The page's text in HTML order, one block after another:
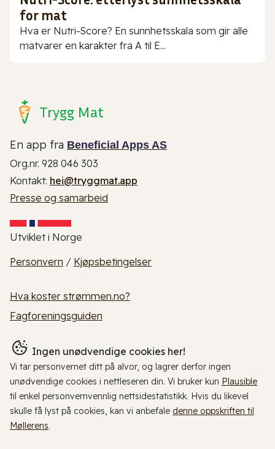
for mat
Hva er Nutri-Score? En sunnhetsskala som gir alle
matvarer en karakter fra A til E...
Trygg Mat
En app fra Beneficial Apps AS
Org.nr. 928 046 303
Kontakt: hei@tryggmat.app
Presse og samarbeid
Utviklet i Norge
Personvern / Kjøpsbetingelser
Hva koster strømmen.no?
Fagforeningsguiden
Ingen unødvendige cookies her!
Vi tar personvernet ditt på alvor, og lagrer derfor ingen
unødvendige cookies i nettleseren din. Vi bruker kun Plausible
til enkel personvernvennlig nettsidestatistikk. Hvis du likevel
skulle få lyst på cookies, kan vi anbefale denne oppskriften til
Møllerens.